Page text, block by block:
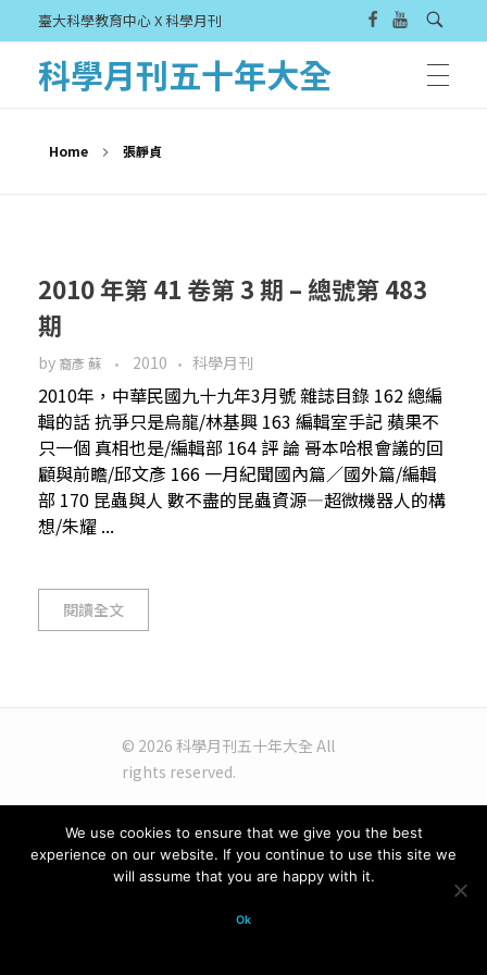
臺大科學教育中心 X 科學月刊
科學月刊五十年大全
Home 張靜貞
2010 年第 41 卷第 3 期 – 總號第 483
期
by 裔彥 蘇 2010 科學月刊
2010年，中華民國九十九年3月號 雜誌目錄 162 總編
輯的話 抗爭只是烏龍/林基興 163 編輯室手記 蘋果不
只一個 真相也是/編輯部 164 評 論 哥本哈根會議的回
顧與前瞻/邱文彥 166 一月紀聞國內篇／國外篇/編輯
部 170 昆蟲與人 數不盡的昆蟲資源—超微機器人的構
想/朱耀 ...
閱讀全文
© 2026 科學月刊五十年大全 All
rights reserved.
We use cookies to ensure that we give you the best
experience on our website. If you continue to use this site we
will assume that you are happy with it.
Ok